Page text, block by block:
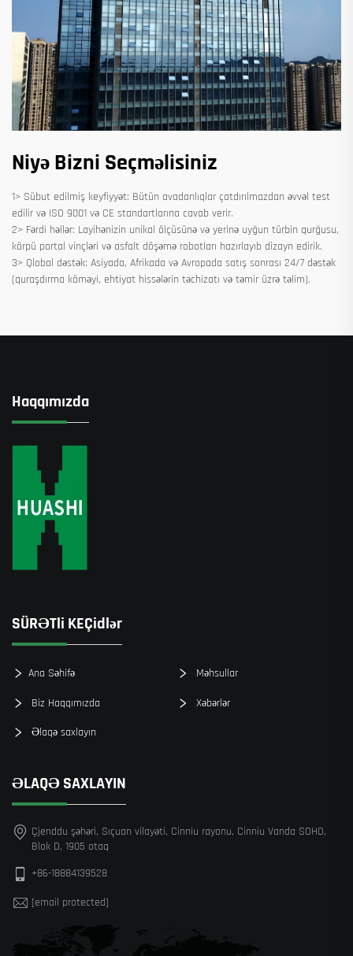
Niyə Bizni Seçməlisiniz
1> Sübut edilmiş keyfiyyət: Bütün avadanlıqlar çatdırılmazdan əvvəl test
edilir və ISO 9001 və CE standartlarına cavab verir.
2> Fərdi həllər: Layihənizin unikal ölçüsünə və yerinə uyğun türbin qurğusu,
körpü portal vinçləri və asfalt döşəmə robotları hazırlayıb dizayn edirik.
3> Qlobal dəstək: Asiyada, Afrikada və Avropada satış sonrası 24/7 dəstək
(quraşdırma köməyi, ehtiyat hissələrin təchizatı və təmir üzrə təlim).
Haqqımızda
SÜRƏTli KEÇidlər
Ana Səhifə Məhsullar
Biz Haqqımızda Xəbərlər
Əlaqə saxlayın
ƏLAQƏ SAXLAYIN
Çjenddu şəhəri, Sıçuan vilayəti, Cinniu rayonu, Cinniu Vanda SOHO,
Blok D, 1905 otaq
+86-18884139528
[email protected]